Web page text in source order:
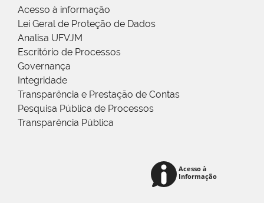
Acesso à informação
Lei Geral de Proteção de Dados
Analisa UFVJM
Escritório de Processos
Governança
Integridade
Transparência e Prestação de Contas
Pesquisa Pública de Processos
Transparência Pública